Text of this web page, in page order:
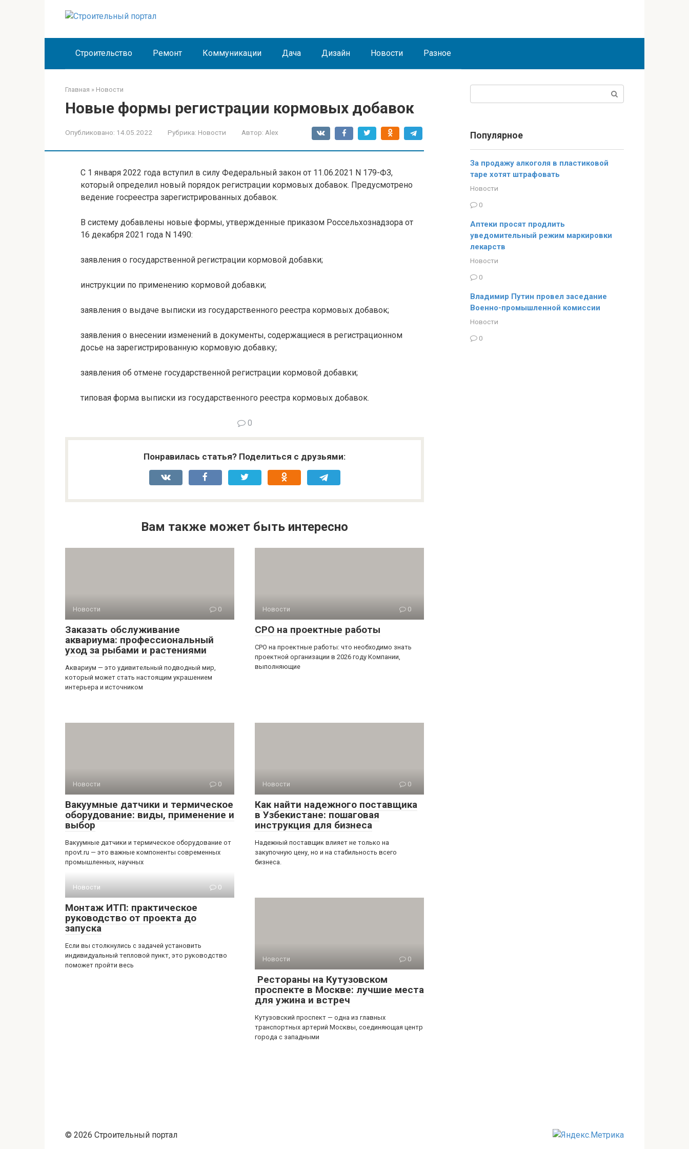
Строительство Ремонт Коммуникации Дача Дизайн Новости Разное
Главная » Новости
Новые формы регистрации кормовых добавок
Опубликовано: 14.05.2022 Рубрика: Новости Автор: Alex
С 1 января 2022 года вступил в силу Федеральный закон от 11.06.2021 N 179-ФЗ,
который определил новый порядок регистрации кормовых добавок. Предусмотрено
ведение госреестра зарегистрированных добавок.
В систему добавлены новые формы, утвержденные приказом Россельхознадзора от
16 декабря 2021 года N 1490:
заявления о государственной регистрации кормовой добавки;
инструкции по применению кормовой добавки;
заявления о выдаче выписки из государственного реестра кормовых добавок;
заявления о внесении изменений в документы, содержащиеся в регистрационном
досье на зарегистрированную кормовую добавку;
заявления об отмене государственной регистрации кормовой добавки;
типовая форма выписки из государственного реестра кормовых добавок.
0
Понравилась статья? Поделиться с друзьями:
Вам также может быть интересно
Новости 0
Заказать обслуживание
аквариума: профессиональный
уход за рыбами и растениями
Аквариум — это удивительный подводный мир,
который может стать настоящим украшением
интерьера и источником
Новости 0
СРО на проектные работы
СРО на проектные работы: что необходимо знать
проектной организации в 2026 году Компании,
выполняющие
Новости 0
Вакуумные датчики и термическое
оборудование: виды, применение и
выбор
Вакуумные датчики и термическое оборудование от
npovt.ru — это важные компоненты современных
промышленных, научных
Новости 0
Как найти надежного поставщика
в Узбекистане: пошаговая
инструкция для бизнеса
Надежный поставщик влияет не только на
закупочную цену, но и на стабильность всего
бизнеса.
Новости 0
Монтаж ИТП: практическое
руководство от проекта до
запуска
Если вы столкнулись с задачей установить
индивидуальный тепловой пункт, это руководство
поможет пройти весь
Новости 0
Рестораны на Кутузовском
проспекте в Москве: лучшие места
для ужина и встреч
Кутузовский проспект — одна из главных
транспортных артерий Москвы, соединяющая центр
города с западными
Популярное
За продажу алкоголя в пластиковой
таре хотят штрафовать
Новости
0
Аптеки просят продлить
уведомительный режим маркировки
лекарств
Новости
0
Владимир Путин провел заседание
Военно-промышленной комиссии
Новости
0
© 2026 Строительный портал